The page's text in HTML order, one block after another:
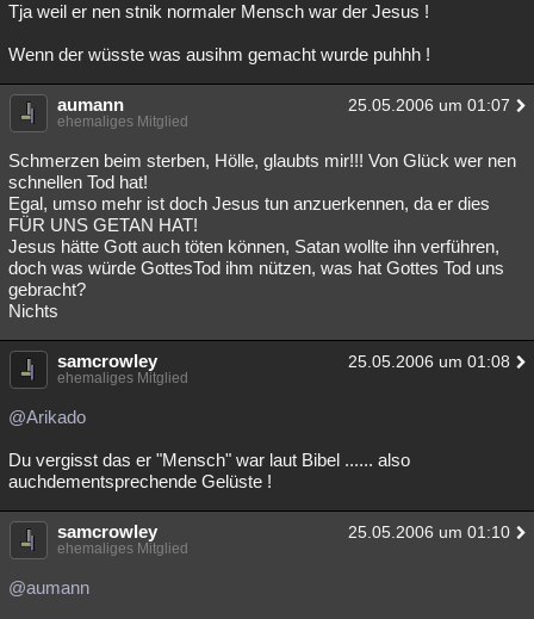
Tja weil er nen stnik normaler Mensch war der Jesus !
Wenn der wüsste was ausihm gemacht wurde puhhh !
aumann 25.05.2006 um 01:07
ehemaliges Mitglied
Schmerzen beim sterben, Hölle, glaubts mir!!! Von Glück wer nen
schnellen Tod hat!
Egal, umso mehr ist doch Jesus tun anzuerkennen, da er dies
FÜR UNS GETAN HAT!
Jesus hätte Gott auch töten können, Satan wollte ihn verführen,
doch was würde GottesTod ihm nützen, was hat Gottes Tod uns
gebracht?
Nichts
samcrowley 25.05.2006 um 01:08
ehemaliges Mitglied
@Arikado
Du vergisst das er "Mensch" war laut Bibel ...... also
auchdementsprechende Gelüste !
samcrowley 25.05.2006 um 01:10
ehemaliges Mitglied
@aumann